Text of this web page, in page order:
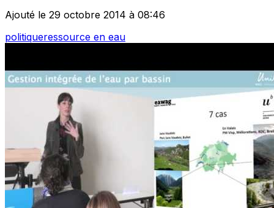
Ajouté le 29 octobre 2014 à 08:46
politiqueressource en eau